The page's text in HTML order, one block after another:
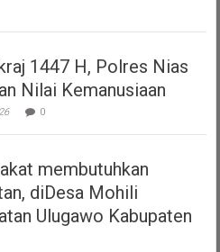
1447 H, Polres Nias
Nilai Kemanusiaan
0
membutuhkan
diDesa Mohili
Ulugawo Kabupaten